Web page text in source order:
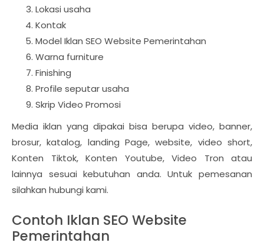
Lokasi usaha
Kontak
Model Iklan SEO Website Pemerintahan
Warna furniture
Finishing
Profile seputar usaha
Skrip Video Promosi
Media iklan yang dipakai bisa berupa video, banner,
brosur, katalog, landing Page, website, video short,
Konten Tiktok, Konten Youtube, Video Tron atau
lainnya sesuai kebutuhan anda. Untuk pemesanan
silahkan hubungi kami.
Contoh Iklan SEO Website
Pemerintahan